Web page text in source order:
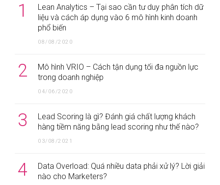
1
Lean Analytics – Tại sao cần tư duy phân tích dữ
liệu và cách áp dụng vào 6 mô hình kinh doanh
phổ biến
08/08/2020
2
Mô hình VRIO – Cách tận dụng tối đa nguồn lực
trong doanh nghiệp
04/06/2020
3
Lead Scoring là gì? Đánh giá chất lượng khách
hàng tiềm năng bằng lead scoring như thế nào?
03/08/2021
4
Data Overload: Quá nhiều data phải xử lý? Lời giải
nào cho Marketers?